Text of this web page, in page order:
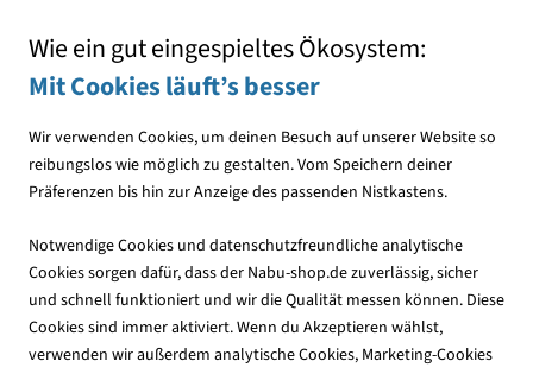
Wie ein gut eingespieltes Ökosystem:
Mit Cookies läuft’s besser
Wir verwenden Cookies, um deinen Besuch auf unserer Website so
reibungslos wie möglich zu gestalten. Vom Speichern deiner
Präferenzen bis hin zur Anzeige des passenden Nistkastens.
Notwendige Cookies und datenschutzfreundliche analytische
Cookies sorgen dafür, dass der Nabu-shop.de zuverlässig, sicher
und schnell funktioniert und wir die Qualität messen können. Diese
Cookies sind immer aktiviert. Wenn du Akzeptieren wählst,
verwenden wir außerdem analytische Cookies, Marketing-Cookies
Publikationen Kinder & Jugendliche Erlebter Frühling